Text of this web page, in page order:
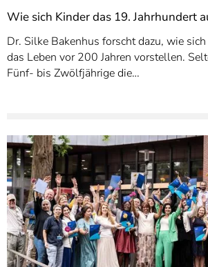
Wie sich Kinder das 19. Jahrhundert
Dr. Silke Bakenhus forscht dazu, wie
das Leben vor 200 Jahren vorstellen.
Fünf- bis Zwölfjährige die…